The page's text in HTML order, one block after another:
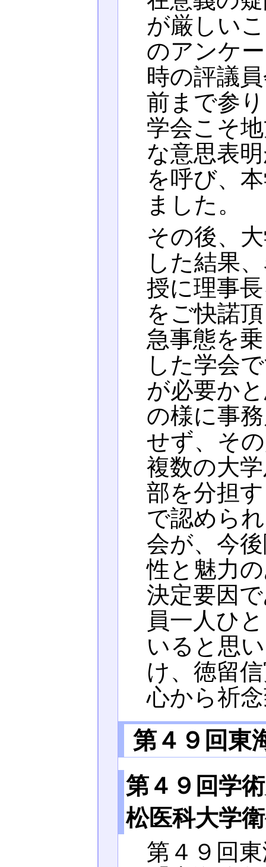
が厳しい
のアンケ
時の評議
前まで参
学会こそ
な意思表
を呼び、
ました。
その後、
した結果
授に理事
をご快諾
急事態を
した学会
が必要か
の様に事
せず、そ
複数の大
部を分担
で認めら
会が、今
性と魅力
決定要因
員一人ひ
いると思
け、徳留
心から祈
第４９回東
第４９回学
松医科大学
第４９回